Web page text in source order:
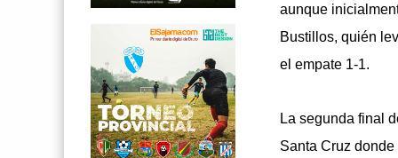
aunque
Bustillos, quién
el empate 1-1.
La segunda final
Santa Cruz